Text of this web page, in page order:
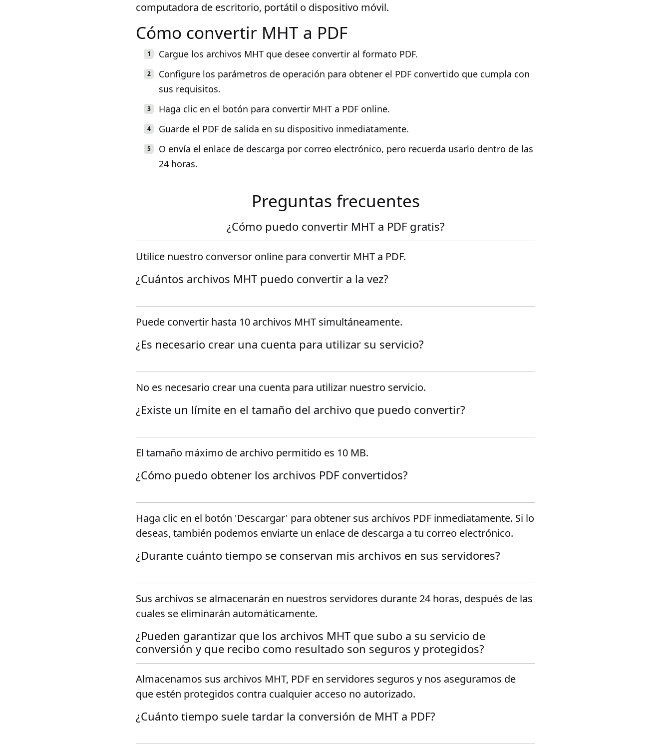
computadora de escritorio, portátil o dispositivo móvil.
Cómo convertir MHT a PDF
Cargue los archivos MHT que desee convertir al formato PDF.
Configure los parámetros de operación para obtener el PDF convertido que cumpla con
sus requisitos.
Haga clic en el botón para convertir MHT a PDF online.
Guarde el PDF de salida en su dispositivo inmediatamente.
O envía el enlace de descarga por correo electrónico, pero recuerda usarlo dentro de las
24 horas.
Preguntas frecuentes
¿Cómo puedo convertir MHT a PDF gratis?
Utilice nuestro conversor online para convertir MHT a PDF.
¿Cuántos archivos MHT puedo convertir a la vez?
Puede convertir hasta 10 archivos MHT simultáneamente.
¿Es necesario crear una cuenta para utilizar su servicio?
No es necesario crear una cuenta para utilizar nuestro servicio.
¿Existe un límite en el tamaño del archivo que puedo convertir?
El tamaño máximo de archivo permitido es 10 MB.
¿Cómo puedo obtener los archivos PDF convertidos?
Haga clic en el botón 'Descargar' para obtener sus archivos PDF inmediatamente. Si lo
deseas, también podemos enviarte un enlace de descarga a tu correo electrónico.
¿Durante cuánto tiempo se conservan mis archivos en sus servidores?
Sus archivos se almacenarán en nuestros servidores durante 24 horas, después de las
cuales se eliminarán automáticamente.
¿Pueden garantizar que los archivos MHT que subo a su servicio de
conversión y que recibo como resultado son seguros y protegidos?
Almacenamos sus archivos MHT, PDF en servidores seguros y nos aseguramos de
que estén protegidos contra cualquier acceso no autorizado.
¿Cuánto tiempo suele tardar la conversión de MHT a PDF?